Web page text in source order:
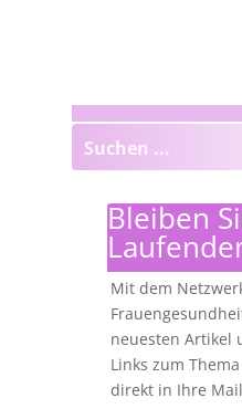
Bleiben
Mit dem
neuesten Artikel
Links zum
direkt in Ihre